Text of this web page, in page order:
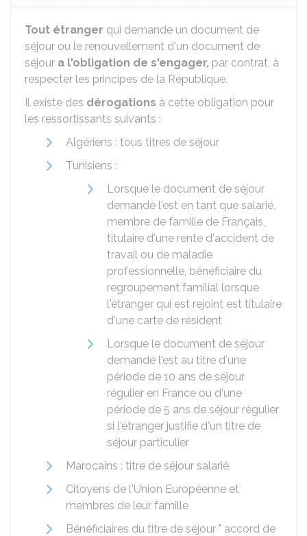
Tout étranger qui demande un document de
séjour ou le renouvellement d'un document de
séjour a l'obligation de s'engager, par contrat, à
respecter les principes de la République.
Il existe des dérogations à cette obligation pour
les ressortissants suivants :
Algériens : tous titres de séjour
Tunisiens :
Lorsque le document de séjour
demandé l'est en tant que salarié,
membre de famille de Français,
titulaire d'une rente d'accident de
travail ou de maladie
professionnelle, bénéficiaire du
regroupement familial lorsque
l'étranger qui est rejoint est titulaire
d'une carte de résident
Lorsque le document de séjour
demandé l'est au titre d'une
période de 10 ans de séjour
régulier en France ou d'une
période de 5 ans de séjour régulier
si l'étranger justifie d'un titre de
séjour particulier
Marocains : titre de séjour salarié.
Citoyens de l'Union Européenne et
membres de leur famille
Bénéficiaires du titre de séjour " accord de